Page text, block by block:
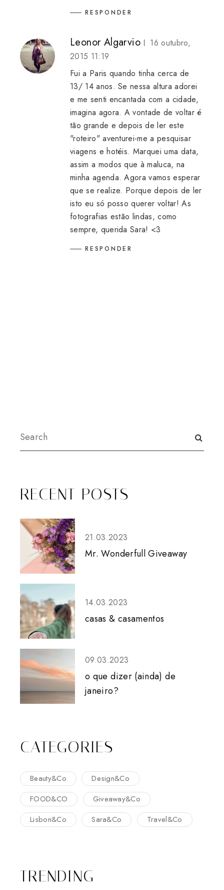
RESPONDER
Leonor Algarvio
16 outubro,
2015 11:19
Fui a Paris quando tinha cerca de
13/ 14 anos. Se nessa altura adorei
e me senti encantada com a cidade,
imagina agora. A vontade de voltar é
tão grande e depois de ler este
"roteiro" aventurei-me a pesquisar
viagens e hotéis. Marquei uma data,
assim a modos que à maluca, na
minha agenda. Agora vamos esperar
que se realize. Porque depois de ler
isto eu só posso querer voltar! As
fotografias estão lindas, como
sempre, querida Sara! <3
RESPONDER
RECENT POSTS
21.03.2023
Mr. Wonderfull Giveaway
14.03.2023
casas & casamentos
09.03.2023
o que dizer (ainda) de
janeiro?
CATEGORIES
Beauty&Co
Design&Co
FOOD&CO
Giveaway&Co
Lisbon&Co
Sara&Co Travel&Co
TRENDING